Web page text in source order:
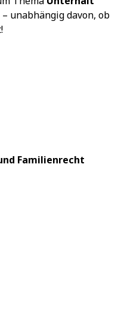
unabhängig davon, ob
Familienrecht